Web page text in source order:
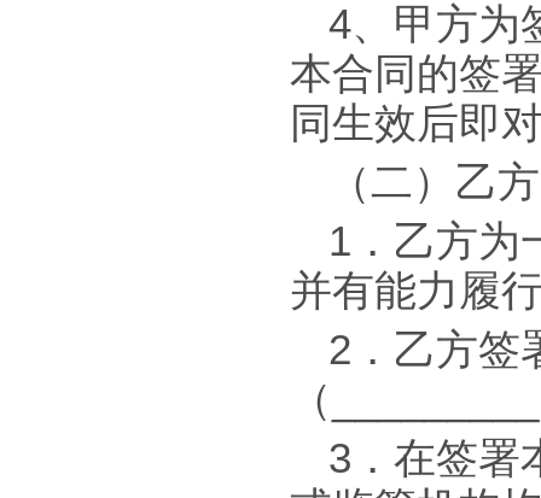
4、甲方为
本合同的签
同生效后即
（二）乙
1．乙方为
并有能力履
2．乙方签
（
3．在签署